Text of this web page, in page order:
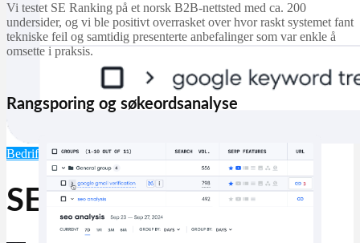
Bedrift & produktivitet ProgramvareSEO
SE Ranking
Vi testet SE Ranking på et norsk B2B-nettsted med ca. 200
undersider, og vi ble positivt overrasket over hvor raskt systemet fant
tekniske feil og samtidig presenterte anbefalinger som var enkle å
omsette i praksis.
Rangsporing og søkeordsanalyse